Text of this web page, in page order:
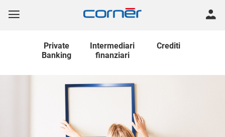
Private
Banking
Intermediari
finanziari
Crediti